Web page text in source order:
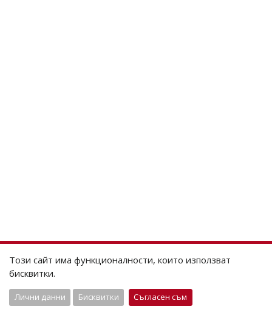
Този сайт има функционалности, които използват
бисквитки.
Лични данни Бисквитки Съгласен съм